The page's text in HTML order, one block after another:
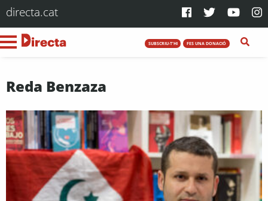
directa.cat
SUBSCRIU-T'HI FES UNA DONACIÓ
Reda Benzaza